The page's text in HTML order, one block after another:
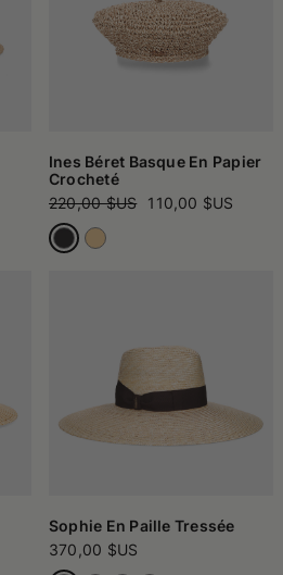
Ines Béret Basque En Papier
Crocheté
220,00 $US
110,00 $US
Sophie En Paille Tressée
370,00 $US